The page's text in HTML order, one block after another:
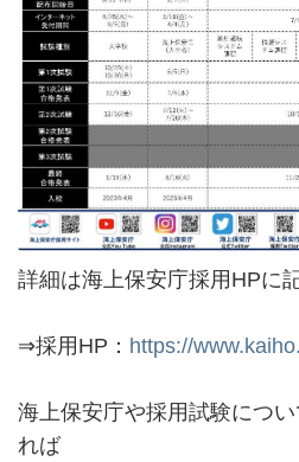
詳細は海上保安庁採用HPに
⇒採用HP： https://
海上保安庁や採用試験につ
れば